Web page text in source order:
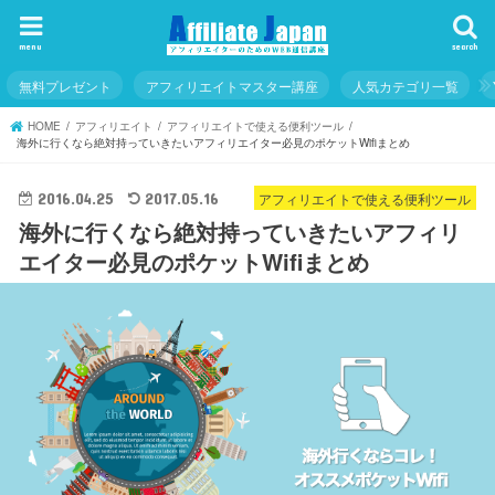
search
menu
無料プレゼント アフィリエイトマスター講座 人気カテゴリ一覧
HOME アフィリエイト
アフィリエイトで使える便利ツール
海外に行くなら絶対持っていきたいアフィリエイター必見のポケットWifiまとめ
アフィリエイトで使える便利ツール
2016.04.25 2017.05.16
海外に行くなら絶対持っていきたいアフィリ
エイター必見のポケットWifiまとめ